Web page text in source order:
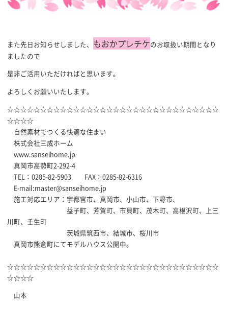
また先日お知らせしました、 もおかプレチケのお取扱い期間となり
ましたので
是非ご活用いただければと思います。
よろしくお願いいたします。
☆☆☆☆☆☆☆☆☆☆☆☆☆☆☆☆☆☆☆☆☆☆☆☆☆☆☆☆☆☆☆☆
☆☆☆☆
自然素材でつくる快適な住まい
株式会社三成ホーム
www.sanseihome.jp
真岡市高勢町2-292-4
TEL：0285-82-5903 FAX：0285-82-6316
E-mail:master@sanseihome.jp
施工対応エリア：宇都宮市、真岡市、小山市、下野市、
益子町、芳賀町、市貝町、茂木町、高根沢町、上三
川町、壬生町
茨城県筑西市、結城市、桜川市
真岡市熊倉町にてモデルハウス公開中。
☆☆☆☆☆☆☆☆☆☆☆☆☆☆☆☆☆☆☆☆☆☆☆☆☆☆☆☆☆☆☆☆
☆☆☆☆
山本